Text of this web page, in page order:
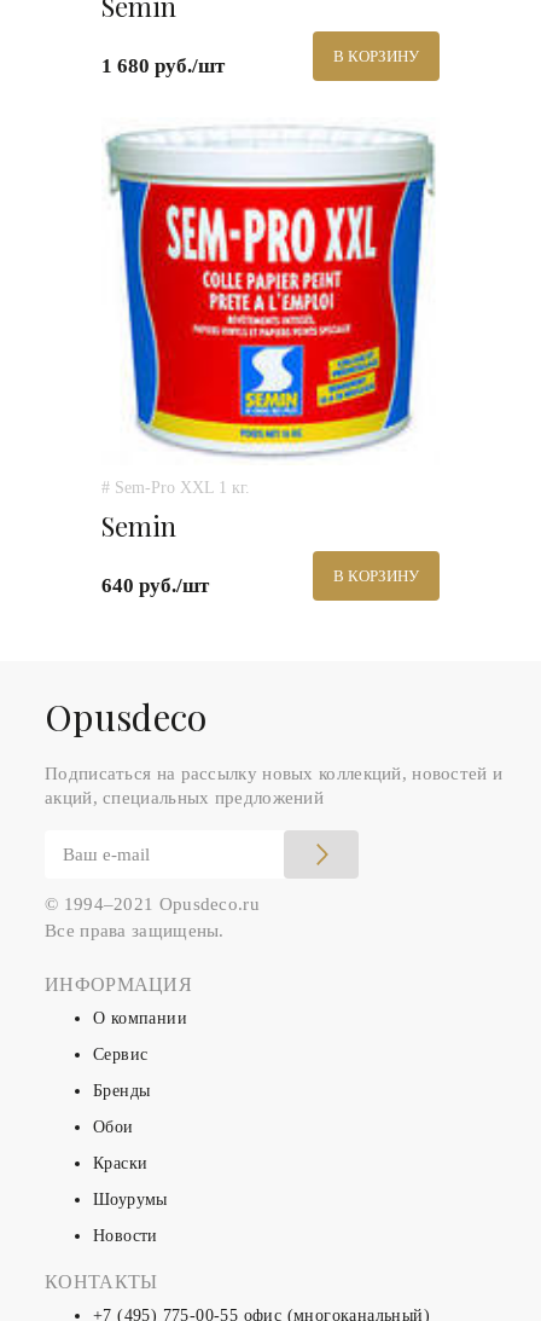
1 680 руб./шт В КОРЗИНУ
# Sem-Pro XXL 1 кг.
Semin
640 руб./шт В КОРЗИНУ
Оpusdeco
Подписаться на рассылку новых коллекций, новостей и
акций, специальных предложений
© 1994–2021 Opusdeco.ru
Все права защищены.
ИНФОРМАЦИЯ
О компании
Сервис
Бренды
Обои
Краски
Шоурумы
Новости
КОНТАКТЫ
+7 (495) 775-00-55 офис (многоканальный)